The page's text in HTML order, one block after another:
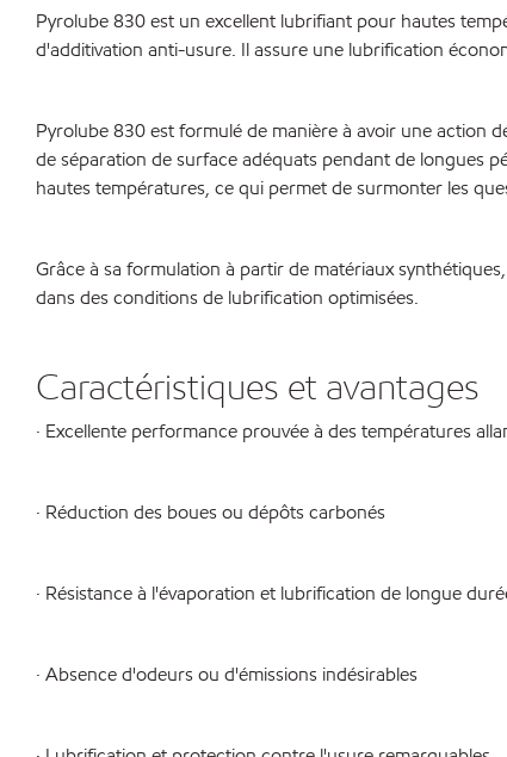
Pyrolube 830 est un excellent lubrifiant pour hautes
d'additivation anti-usure. Il assure une lubrification
Pyrolube 830 est formulé de manière à avoir une action
de séparation de surface adéquats pendant de longues
hautes températures, ce qui permet de surmonter les
Grâce à sa formulation à partir de matériaux
dans des conditions de lubrification optimisées.
Caractéristiques et avantages
· Excellente performance prouvée à des températures
· Réduction des boues ou dépôts carbonés
· Résistance à l'évaporation et lubrification de longue
· Absence d'odeurs ou d'émissions indésirables